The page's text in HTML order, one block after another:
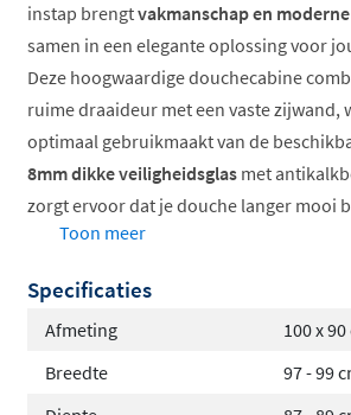
instap brengtvakmanschap en
samen in een elegante oplossing voor
Deze hoogwaardige douchecabine
ruime draaideur met een vaste zijwand,
optimaal gebruikmaakt van de
8mm dikke veiligheidsglas met
zorgt ervoor dat je douche langer mooi
makkelijk schoon te houden is.
Flexibele montage links of rechts
Stevige aluminium profielen in
Toon meer
Specificaties
Afmeting
100 x 90
Breedte
97 - 99